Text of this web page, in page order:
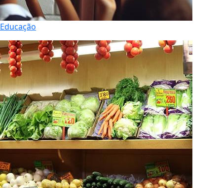
Educação